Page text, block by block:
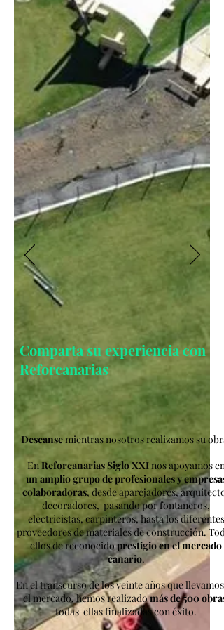
Descansemientras nosotros realizamos su obra.
EnReforcanarias Siglo XXInos apoyamos en
un amplio grupo de profesionales y empresas
colaboradoras, desde aparejadores, arquitectos
decoradores, pasando por fontaneros,
electricistas, carpinteros, hasta los diferentes
proveedores de materiales de construcción.
ellos de reconocidoprestigio en el mercado
canario.
En el transcurso de los veinte años que llevamos
el mercado, hemos realizadomás de 500 obras
todas ellas finalizadas con éxito.
Comparta su experiencia con
Reforcanarias